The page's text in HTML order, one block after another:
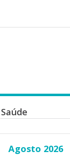
Agosto 2026